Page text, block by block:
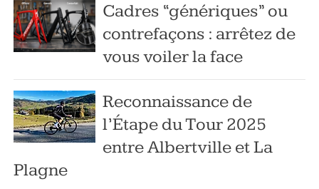
Cadres “génériques” ou
contrefaçons : arrêtez de
vous voiler la face
Reconnaissance de
l’Étape du Tour 2025
entre Albertville et La
Plagne